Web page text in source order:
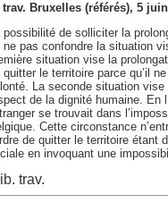
trav. Bruxelles (référés), 5
possibilité de solliciter la
ne pas confondre la situation
situation vise la
quitter le territoire parce qu’il
La seconde situation vise
de la dignité humaine. En
se trouvait dans
Cette circonstance
de quitter le territoire étant
en invoquant une
trav.